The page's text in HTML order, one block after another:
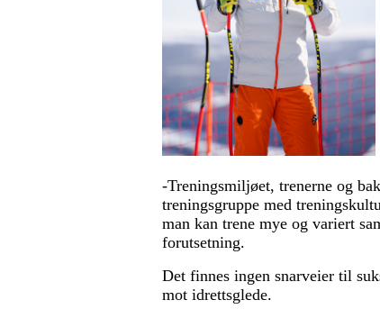
-Treningsmiljøet, trenerne og
treningsgruppe med
man kan trene mye og variert
forutsetning.
Det finnes ingen snarveier til
mot idrettsglede.